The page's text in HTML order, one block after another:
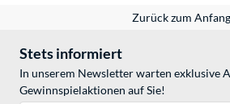
Zurück zum Anfang
Stets informiert
In unserem Newsletter warten exklusive
Gewinnspielaktionen auf Sie!